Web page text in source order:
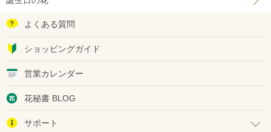
よくある質問
ショッピングガイド
営業カレンダー
花秘書 BLOG
サポート